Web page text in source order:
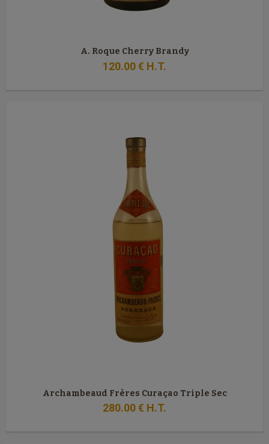
A. Roque Cherry Brandy
120.00€ H.T.
Archambeaud Frères Curaçao Triple Sec
280.00€ H.T.